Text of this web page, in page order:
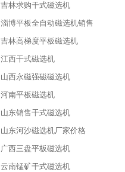
吉林求购干式磁选机
淄博平板全自动磁选机销售
吉林高梯度平板磁选机
江西干式磁选机
山西永磁强磁磁选机
河南平板磁选机
山东销售干式磁选机
山东河沙磁选机厂家价格
广西三盘平板磁选机
云南锰矿干式磁选机